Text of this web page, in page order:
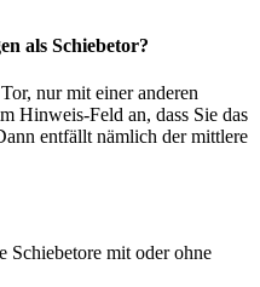
als Schiebetor?
nur mit einer anderen
Hinweis-Feld an, dass Sie das
entfällt nämlich der mittlere
mit oder ohne